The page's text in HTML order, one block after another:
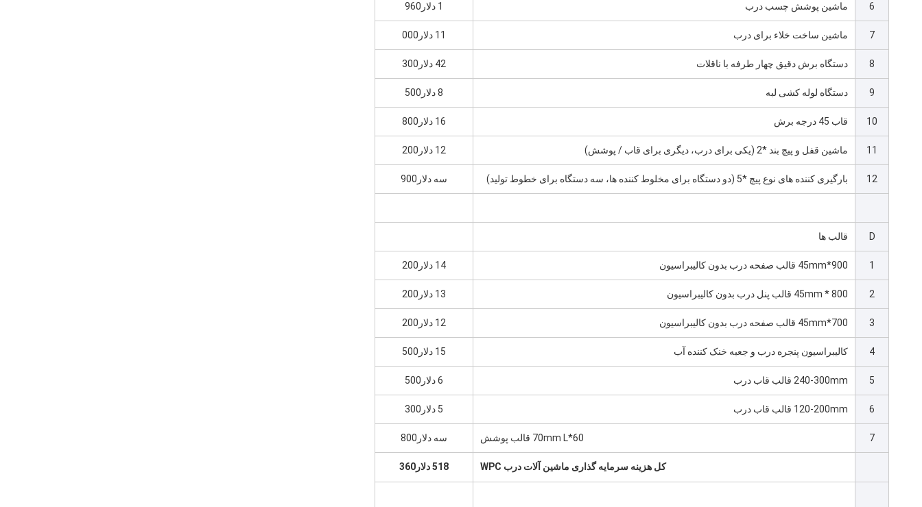
6 ماشین پوشش چسب درب 1 دلار960
7 ماشین ساخت خلاء برای درب 11 دلار000
8 دستگاه برش دقیق چهار طرفه با ناقلات 42 دلار300
9 دستگاه لوله کشی لبه 8 دلار500
10 قاب 45 درجه برش 16 دلار800
11 ماشین قفل و پیچ بند *2 (یکی برای درب، دیگری برای قاب / پوشش) 12 دلار200
12 بارگیری کننده های نوع پیچ *5 (دو دستگاه برای مخلوط کننده ها، سه دستگاه برای خطوط تولید) سه دلار900
D قالب ها
1 900*45mm قالب صفحه درب بدون کالیبراسیون 14 دلار200
2 800 * 45mm قالب پنل درب بدون کالیبراسیون 13 دلار200
3 700*45mm قالب صفحه درب بدون کالیبراسیون 12 دلار200
4 کالیبراسیون پنجره درب و جعبه خنک کننده آب 15 دلار500
5 240-300mm قالب قاب درب 6 دلار500
6 120-200mm قالب قاب درب 5 دلار300
7 60*70mm L قالب پوشش سه دلار800
کل هزینه سرمایه گذاری ماشین آلات درب WPC 518 دلار360